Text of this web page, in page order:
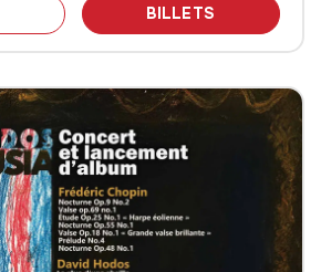
SPECTACLE CONCERT ZELDA A
BILLETS DES